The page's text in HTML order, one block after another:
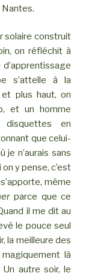
Nantes.
solaire construit
on réfléchit à
s’attelle à la
plus haut, on
et un homme
en
que celui-
je n’aurais sans
y pense, c’est
même
parce que ce
il me dit au
le pouce seul
la meilleure des
là
autre soir, le